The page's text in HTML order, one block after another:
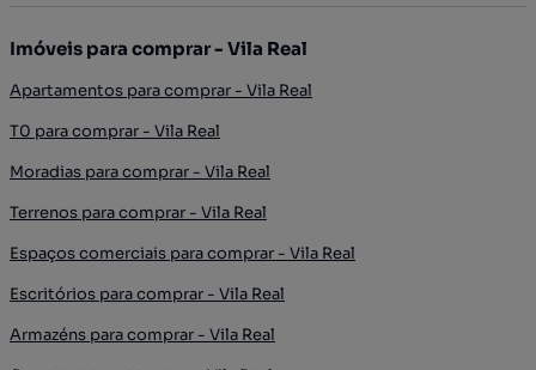
Imóveis para comprar - Vila Real
Apartamentos para comprar - Vila Real
T0 para comprar - Vila Real
Moradias para comprar - Vila Real
Terrenos para comprar - Vila Real
Espaços comerciais para comprar - Vila Real
Escritórios para comprar - Vila Real
Armazéns para comprar - Vila Real